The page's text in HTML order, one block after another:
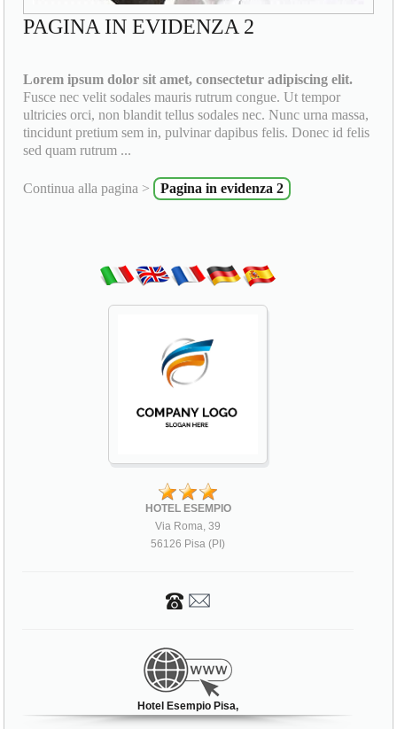
PAGINA IN EVIDENZA 2
Lorem ipsum dolor sit amet, consectetur adipiscing elit.
Fusce nec velit sodales mauris rutrum congue. Ut tempor
ultricies orci, non blandit tellus sodales nec. Nunc urna massa,
tincidunt pretium sem in, pulvinar dapibus felis. Donec id felis
sed quam rutrum ...
Continua alla pagina > Pagina in evidenza 2
HOTEL ESEMPIO
Via Roma, 39
56126 Pisa (PI)
Hotel Esempio Pisa,